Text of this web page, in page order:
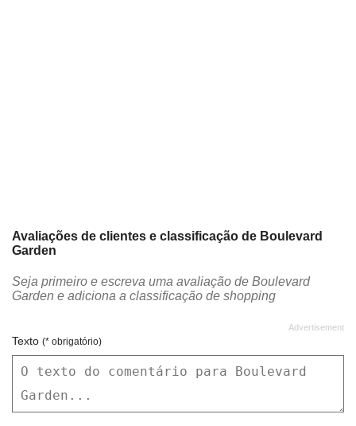
Avaliações de clientes e classificação de Boulevard
Garden
Seja primeiro e escreva uma avaliação de Boulevard
Garden e adiciona a classificação de shopping
Texto (* obrigatório)